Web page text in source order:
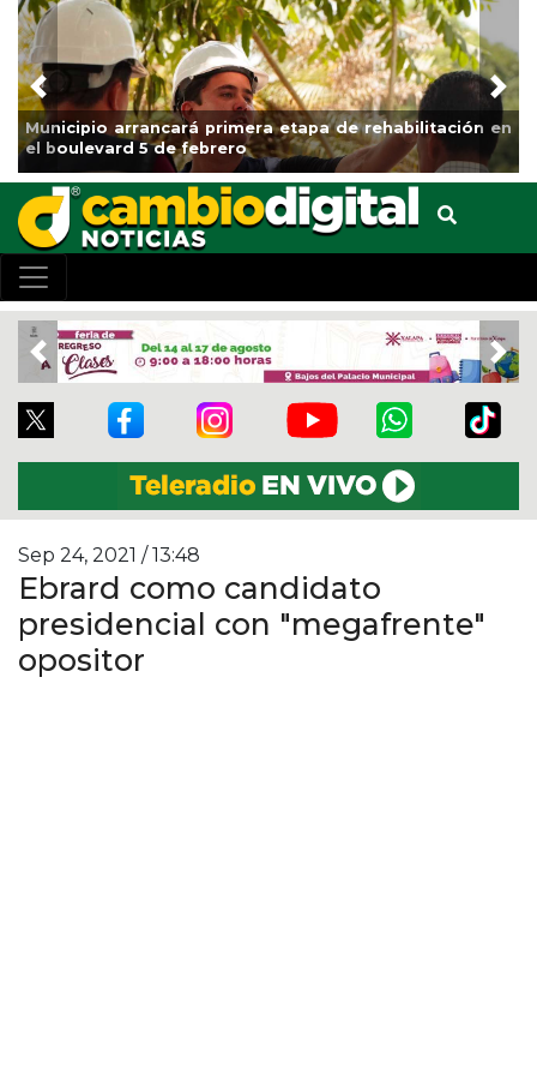
Municipio arrancará primera etapa de rehabilitación en
el boulevard 5 de febrero
Previous
Previous
Sep 24, 2021 / 13:48
Ebrard como candidato
presidencial con "megafrente"
opositor